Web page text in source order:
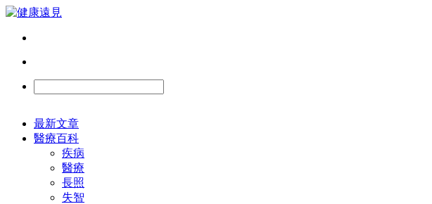
最新文章
醫療百科
疾病
醫療
長照
失智